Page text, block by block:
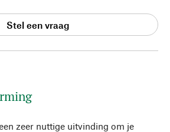
zeer nuttige uitvinding om je
Stel een vraag